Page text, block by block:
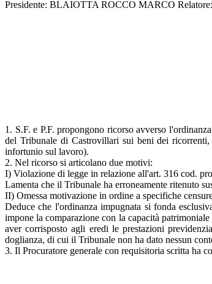
Presidente: BLAIOTTA ROCCO MARCO
1. S.F. e P.F. propongono ricorso avverso
del Tribunale di Castrovillari sui beni dei
infortunio sul lavoro).
2. Nel ricorso si articolano due motivi:
I) Violazione di legge in relazione all'art. 316 cod.
Lamenta che il Tribunale ha erroneamente ritenuto
II) Omessa motivazione in ordine a specifiche
Deduce che l'ordinanza impugnata si fonda
impone la comparazione con la capacità
aver corrisposto agli eredi le prestazioni
doglianza, di cui il Tribunale non ha dato nessun
3. Il Procuratore generale con requisitoria scritta ha